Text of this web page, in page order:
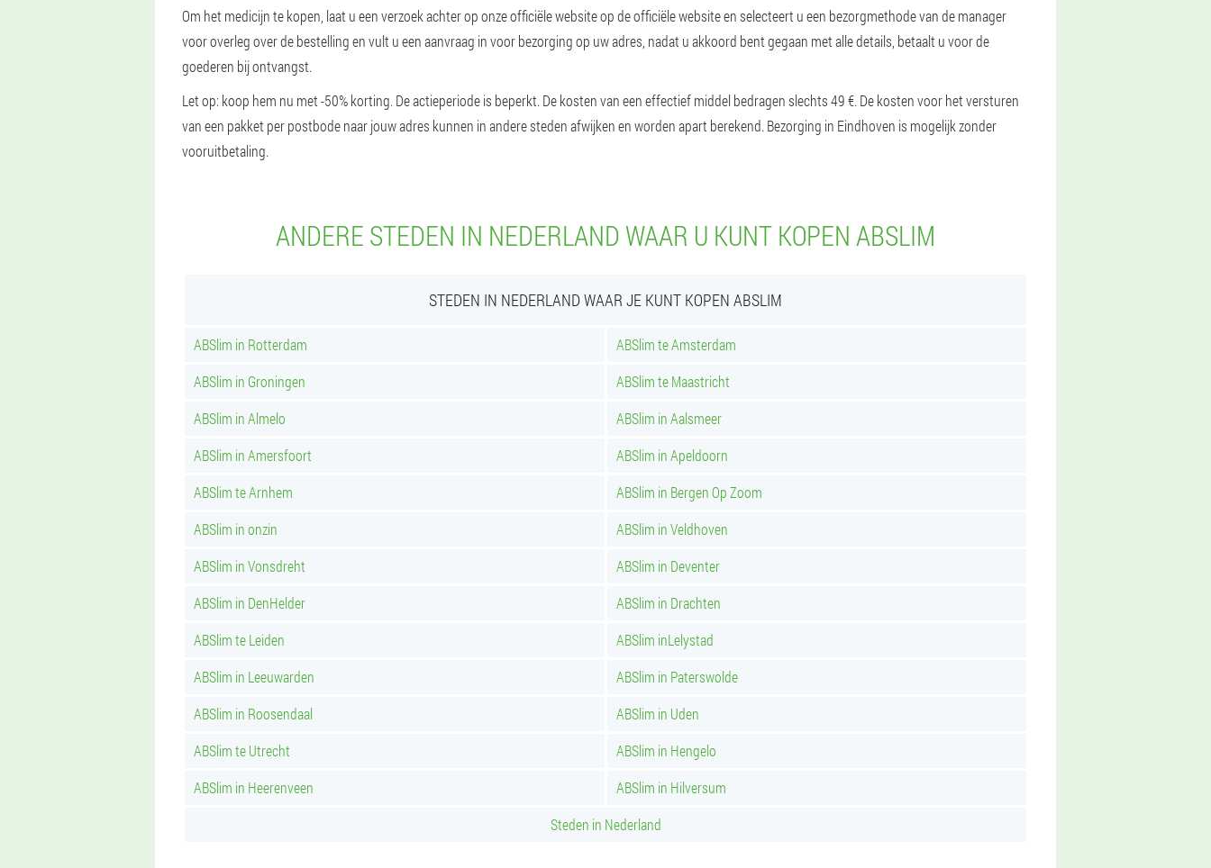
Om het medicijn te kopen, laat u een verzoek achter op onze officiële website op de officiële website en selecteert u een bezorgmethode van de manager
voor overleg over de bestelling en vult u een aanvraag in voor bezorging op uw adres, nadat u akkoord bent gegaan met alle details, betaalt u voor de
goederen bij ontvangst.
Let op: koop hem nu met -50% korting. De actieperiode is beperkt. De kosten van een effectief middel bedragen slechts 49 €. De kosten voor het versturen
van een pakket per postbode naar jouw adres kunnen in andere steden afwijken en worden apart berekend. Bezorging in Eindhoven is mogelijk zonder
vooruitbetaling.
ANDERE STEDEN IN NEDERLAND WAAR U KUNT KOPEN ABSLIM
STEDEN IN NEDERLAND WAAR JE KUNT KOPEN ABSLIM
ABSlim in Rotterdam
ABSlim te Amsterdam
ABSlim in Groningen
ABSlim te Maastricht
ABSlim in Almelo
ABSlim in Aalsmeer
ABSlim in Amersfoort
ABSlim in Apeldoorn
ABSlim te Arnhem
ABSlim in Bergen Op Zoom
ABSlim in onzin
ABSlim in Veldhoven
ABSlim in Vonsdreht
ABSlim in Deventer
ABSlim in DenHelder
ABSlim in Drachten
ABSlim te Leiden
ABSlim inLelystad
ABSlim in Leeuwarden
ABSlim in Paterswolde
ABSlim in Roosendaal
ABSlim in Uden
ABSlim te Utrecht
ABSlim in Hengelo
ABSlim in Heerenveen
ABSlim in Hilversum
Steden in Nederland